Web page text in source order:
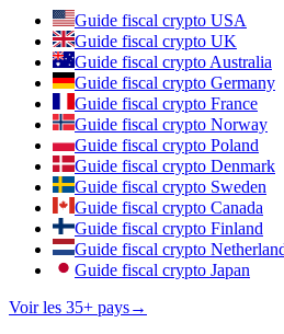
Guide fiscal crypto USA
Guide fiscal crypto UK
Guide fiscal crypto Australia
Guide fiscal crypto Germany
Guide fiscal crypto France
Guide fiscal crypto Norway
Guide fiscal crypto Poland
Guide fiscal crypto Denmark
Guide fiscal crypto Sweden
Guide fiscal crypto Canada
Guide fiscal crypto Finland
Guide fiscal crypto
Guide fiscal crypto Japan
Voir les 35+ pays→